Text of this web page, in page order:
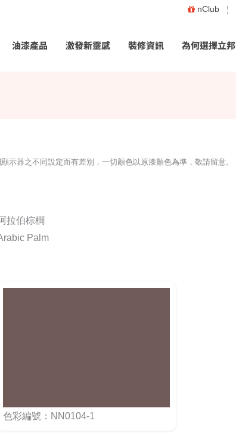
nClub
油漆產品 激發新靈感 裝修資訊 為何選擇立邦
示器之不同設定而有差別，一切顏色以原漆顏色為準，敬請留意。
拉伯棕櫚
Palm
色彩編號：NN0104-1